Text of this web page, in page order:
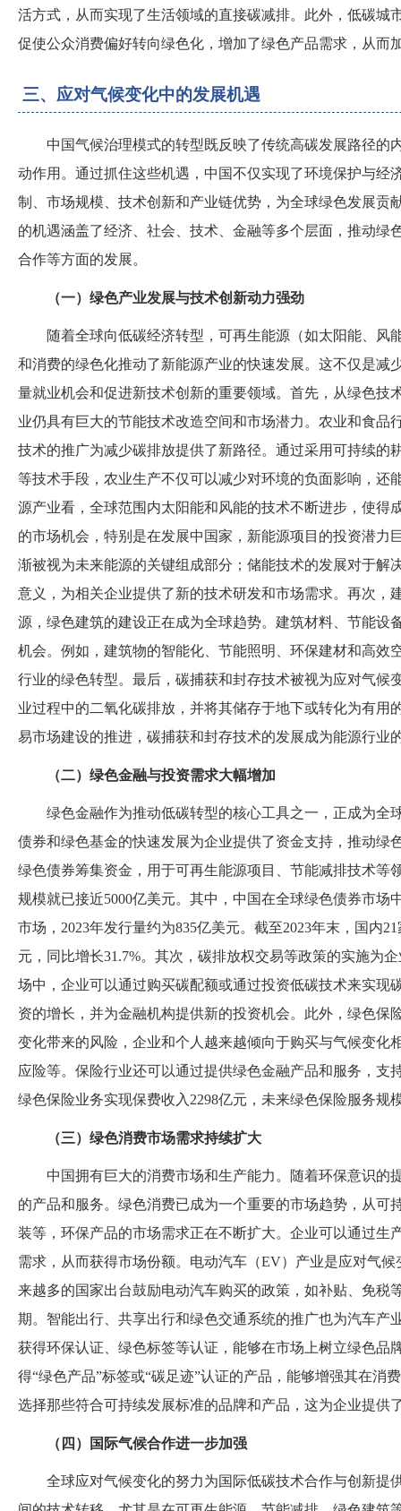
活方式，从而实现了生活领域的直接碳减排。此外，低碳城
促使公众消费偏好转向绿色化，增加了绿色产品需求，从而
三、应对气候变化中的发展机遇
中国气候治理模式的转型既反映了传统高碳发展路径的
动作用。通过抓住这些机遇，中国不仅实现了环境保护与经
制、市场规模、技术创新和产业链优势，为全球绿色发展贡
的机遇涵盖了经济、社会、技术、金融等多个层面，推动绿
合作等方面的发展。
（一）绿色产业发展与技术创新动力强劲
随着全球向低碳经济转型，可再生能源（如太阳能、风
和消费的绿色化推动了新能源产业的快速发展。这不仅是减
量就业机会和促进新技术创新的重要领域。首先，从绿色技
业仍具有巨大的节能技术改造空间和市场潜力。农业和食品
技术的推广为减少碳排放提供了新路径。通过采用可持续的
等技术手段，农业生产不仅可以减少对环境的负面影响，还
源产业看，全球范围内太阳能和风能的技术不断进步，使得
的市场机会，特别是在发展中国家，新能源项目的投资潜力
渐被视为未来能源的关键组成部分；储能技术的发展对于解
意义，为相关企业提供了新的技术研发和市场需求。再次，
源，绿色建筑的建设正在成为全球趋势。建筑材料、节能设
机会。例如，建筑物的智能化、节能照明、环保建材和高效
行业的绿色转型。最后，碳捕获和封存技术被视为应对气候
业过程中的二氧化碳排放，并将其储存于地下或转化为有用
易市场建设的推进，碳捕获和封存技术的发展成为能源行业
（二）绿色金融与投资需求大幅增加
绿色金融作为推动低碳转型的核心工具之一，正成为全
债券和绿色基金的快速发展为企业提供了资金支持，推动绿
绿色债券筹集资金，用于可再生能源项目、节能减排技术等
规模就已接近5000亿美元。其中，中国在全球绿色债券市场
市场，2023年发行量约为835亿美元。截至2023年末，国内
元，同比增长31.7%。其次，碳排放权交易等政策的实施为
场中，企业可以通过购买碳配额或通过投资低碳技术来实现
资的增长，并为金融机构提供新的投资机会。此外，绿色保
变化带来的风险，企业和个人越来越倾向于购买与气候变化
应险等。保险行业还可以通过提供绿色金融产品和服务，支
绿色保险业务实现保费收入2298亿元，未来绿色保险服务规
（三）绿色消费市场需求持续扩大
中国拥有巨大的消费市场和生产能力。随着环保意识的
的产品和服务。绿色消费已成为一个重要的市场趋势，从可
装等，环保产品的市场需求正在不断扩大。企业可以通过生
需求，从而获得市场份额。电动汽车（EV）产业是应对气候
来越多的国家出台鼓励电动汽车购买的政策，如补贴、免税
期。智能出行、共享出行和绿色交通系统的推广也为汽车产
获得环保认证、绿色标签等认证，能够在市场上树立绿色品
得“绿色产品”标签或“碳足迹”认证的产品，能够增强其在消
选择那些符合可持续发展标准的品牌和产品，这为企业提供
（四）国际气候合作进一步加强
全球应对气候变化的努力为国际低碳技术合作与创新提